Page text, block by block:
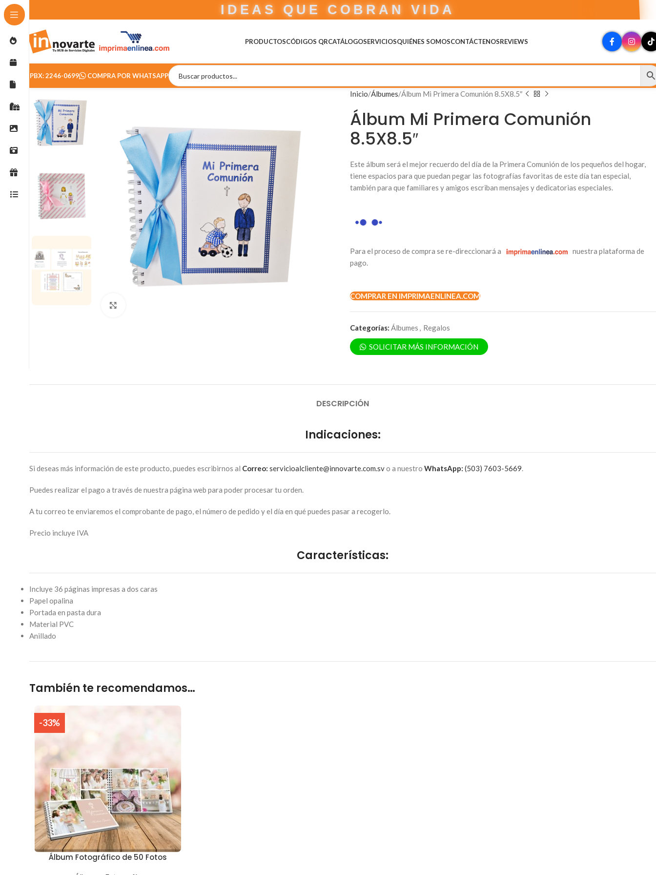
IDEAS QUE COBRAN VIDA
PRODUCTOSCÓDIGOS QRCATÁLOGOSERVICIOSQUIÉNES SOMOSCONTÁCTENOSREVIEWS
PBX: 2246-0699 COMPRA POR WHATSAPP
Inicio Álbumes Álbum Mi Primera Comunión 8.5X8.5″
Álbum Mi Primera Comunión
8.5X8.5″
Este álbum será el mejor recuerdo del día de la Primera Comunión de los pequeños del hogar,
tiene espacios para que puedan pegar las fotografías favoritas de este día tan especial,
también para que familiares y amigos escriban mensajes y dedicatorias especiales.
Para el proceso de compra se re-direccionará a
nuestra plataforma de
pago.
COMPRAR EN IMPRIMAENLINEA.COM
Categorías: Álbumes , Regalos
SOLICITAR MÁS INFORMACIÓN
DESCRIPCIÓN
Indicaciones:
Si deseas más información de este producto, puedes escribirnos al Correo: servicioalcliente@innovarte.com.svo a nuestro WhatsApp: (503) 7603-5669.
Puedes realizar el pago a través de nuestra página web para poder procesar tu orden.
A tu correo te enviaremos el comprobante de pago, el número de pedido y el día en qué puedes pasar a recogerlo.
Precio incluye IVA
Características:
Incluye 36 páginas impresas a dos caras
Papel opalina
Portada en pasta dura
Material PVC
Anillado
También te recomendamos…
-33%
Álbum Fotográfico de 50 Fotos